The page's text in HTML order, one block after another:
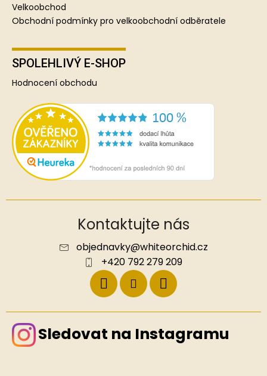
Velkoobchod
Obchodní podmínky pro velkoobchodní odběratele
SPOLEHLIVÝ E-SHOP
Hodnocení obchodu
Kontaktujte nás
objednavky@whiteorchid.cz
+420 792 279 209
Sledovat na Instagramu